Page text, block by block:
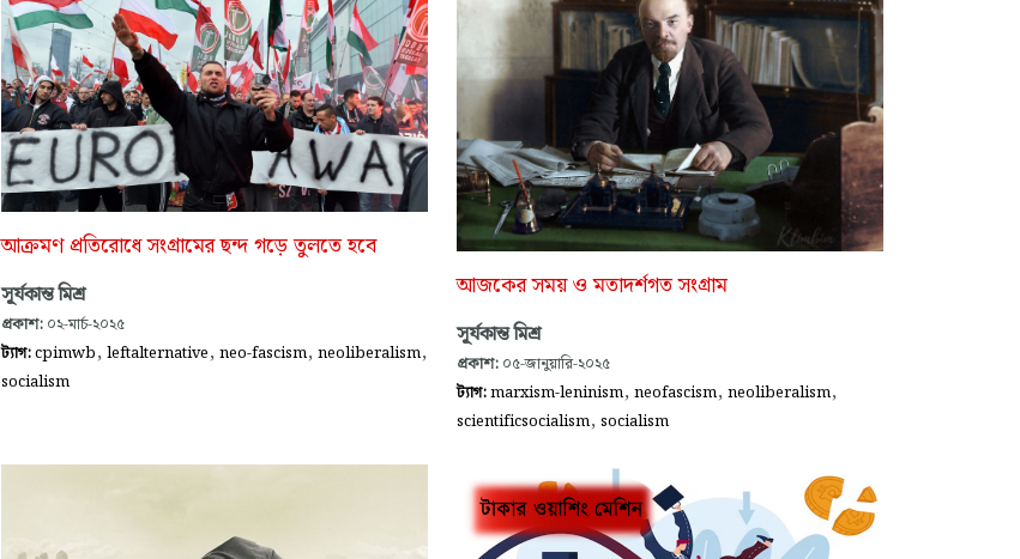
আক্রমণ প্রতিরোধে সংগ্রামের ছন্দ গড়ে তুলতে হবে
সূর্যকান্ত মিশ্র
প্রকাশ: ০২-মার্চ-২০২৫
ট্যাগ:cpimwb, leftalternative, neo-fascism, neoliberalism,
socialism
আজকের সময় ও মতাদর্শগত সংগ্রাম
সূর্যকান্ত মিশ্র
প্রকাশ: ০৫-জানুয়ারি-২০২৫
ট্যাগ:marxism-leninism, neofascism, neoliberalism,
scientificsocialism, socialism